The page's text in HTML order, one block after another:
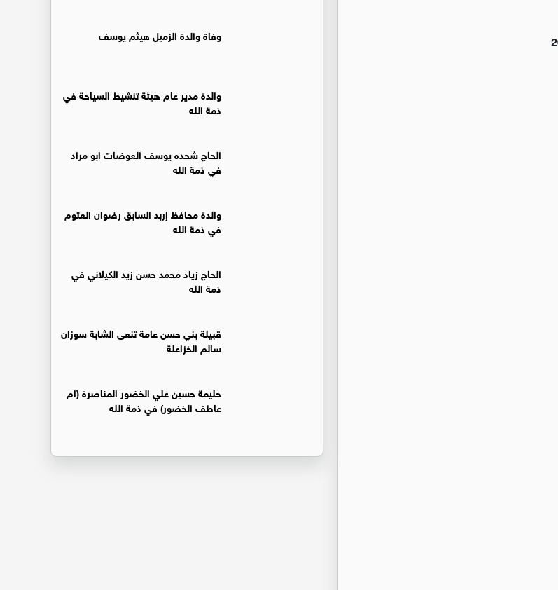
وفاة والدة الزميل هيثم يوسف
والدة مدير عام هيئة تنشيط السياحة في
ذمة الله
الحاج شحده يوسف العوضات ابو مراد
في ذمة الله
والدة محافظ إربد السابق رضوان العتوم
في ذمة الله
الحاج زياد محمد حسن زيد الكيلاني في
ذمة الله
قبيلة بني حسن عامة تنعى الشابة سوزان
سالم الخزاعلة
حليمة حسين علي الخضور المناصرة (ام
عاطف الخضور) في ذمة الله